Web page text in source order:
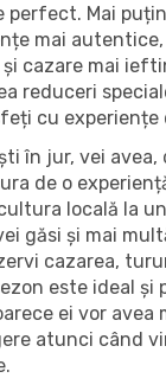
perfect. Mai
mai
cazare mai
reduceri
cu experiențe
în jur, vei avea,
de o
locală la
găsi și mai
cazarea,
este ideal și
ei vor avea
atunci când